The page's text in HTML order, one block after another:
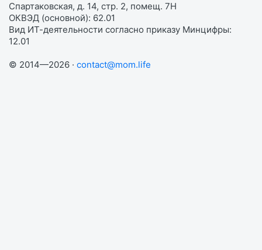
Спартаковская, д. 14, стр. 2, помещ. 7Н
ОКВЭД (основной): 62.01
Вид ИТ-деятельности согласно приказу Минцифры:
12.01
© 2014—2026 · contact@mom.life